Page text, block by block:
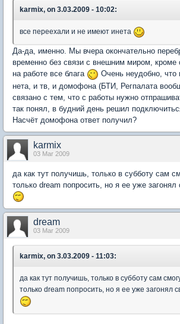
karmix, on 3.03.2009 - 10:02:
все переехали и не имеют инета
Да-да, именно. Мы вчера окончательно
временно без связи с внешним миром, кроме
на работе все блага
Очень неудобно, что
нета, и тв, и домофона (БТИ, Регпалата
связано с тем, что с работы нужно
так понял, в будний день решил
Насчёт домофона ответ получил?
karmix
03 Mar 2009
да как тут получишь, только в субботу сам
только dream попросить, но я ее уже загонял
dream
03 Mar 2009
karmix, on 3.03.2009 - 11:03:
да как тут получишь, только в субботу сам
только dream попросить, но я ее уже загонял